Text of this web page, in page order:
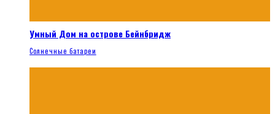
Умный Дом на острове Бейнбридж
Солнечные батареи